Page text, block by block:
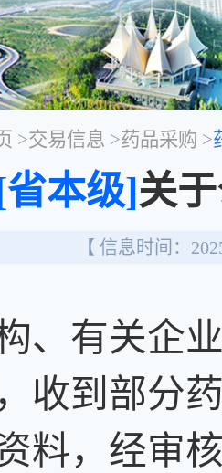
>交易信息 >药品采购 >
省本级]关
【 信息时间：
、有关企
到部分药
料，经审